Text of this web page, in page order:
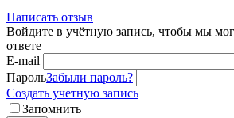
Написать отзыв
Войдите в учётную запись, чтобы мы
ответе
E-mail
ПарольЗабыли пароль?
Создать учетную запись
Запомнить